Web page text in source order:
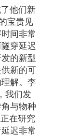
他们新
宝贵见
间非常
穿延迟
的新型
新的可
解。 李
我们发
与物种
在研究
迟非常